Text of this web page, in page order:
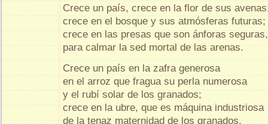
Crece un país, crece en la flor de sus
crece en el bosque y sus atmósferas futuras;
crece en las presas que son ánforas seguras,
para calmar la sed mortal de las arenas.
Crece un país en la zafra generosa
en el arroz que fragua su perla numerosa
y el rubí solar de los granados;
crece en la ubre, que es máquina industriosa
de la tenaz maternidad de los granados.